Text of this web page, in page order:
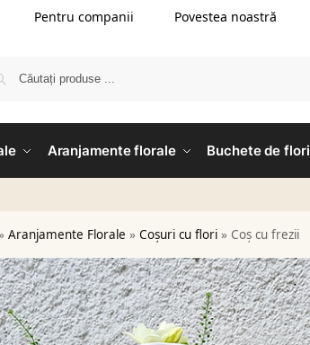
Pentru companii Povestea noastră
Aranjamente florale Buchete de flori
Aranjamente Florale »Coșuri cu flori » Coș cu frezii